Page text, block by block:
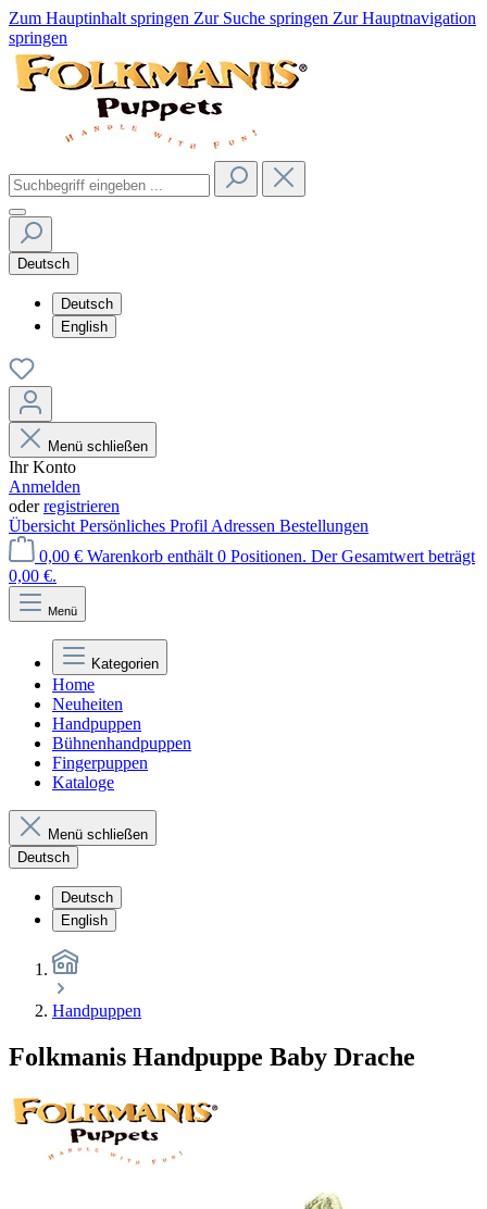
Zum Hauptinhalt springen Zur Suche springen Zur Hauptnavigation
springen
Deutsch
Deutsch
English
Menü schließen
Ihr Konto
Anmelden
oderregistrieren
Übersicht Persönliches Profil Adressen Bestellungen
0,00 € Warenkorb enthält 0 Positionen. Der Gesamtwert beträgt
0,00 €.
Menü
Kategorien
Home
Neuheiten
Handpuppen
Bühnenhandpuppen
Fingerpuppen
Kataloge
Menü schließen
Deutsch
Deutsch
English
Handpuppen
Folkmanis Handpuppe Baby Drache